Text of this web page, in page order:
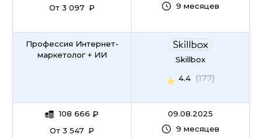
От 3 097 ₽
9 месяцев
Профессия Интернет-
маркетолог + ИИ
108 666 ₽
От 3 547 ₽
Skillbox
4.4
(177)
09.08.2025
9 месяцев